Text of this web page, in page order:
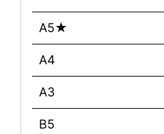
A5★
A4
A3
B5